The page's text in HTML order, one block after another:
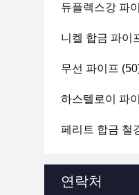
듀플렉스강 파
니켈 합금 파이
무선 파이프
하스텔로이 파
페리트 합금 철
연락처